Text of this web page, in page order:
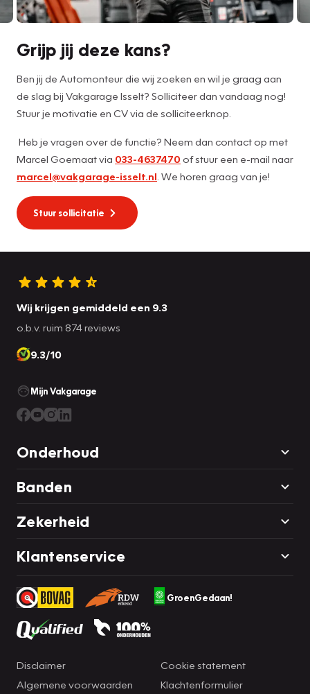
Grijp jij deze kans?
Ben jij de Automonteur die wij zoeken en wil je graag aan
de slag bij Vakgarage Isselt? Solliciteer dan vandaag nog!
Stuur je motivatie en CV via de solliciteerknop.
Heb je vragen over de functie? Neem dan contact op met
Marcel Goemaat via 033-4637470 of stuur een e-mail naar
marcel@vakgarage-isselt.nl . We horen graag van je!
Stuur sollicitatie
Wij krijgen gemiddeld een 9.3
o.b.v. ruim 874 reviews
9.3/10
Mijn Vakgarage
Onderhoud
Banden
Zekerheid
Klantenservice
GroenGedaan!
Disclaimer
Algemene voorwaarden
Cookie statement
Klachtenformulier